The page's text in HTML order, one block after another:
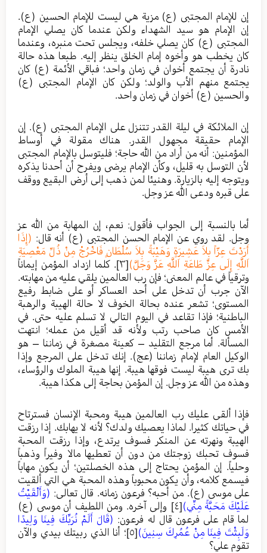
إن للإمام المجتبى (ع) مزية هي ليست للإمام الحسين (ع).
إن الإمام هو سيد الشهداء ولكن عندما كان يصلي الإمام
المجتبى (ع) كان يصلي خلفه، ويجلس تحت منبره، وعندما
كان يخطب هو وأخوه إمام الخلق ينظر إليه. طبعا هذه حالة
نادرة أن يجتمع أخوان في زمان واحد؛ فباقي الأئمة (ع) كان
يجتمع منهم الأب والولد؛ ولكن كان الإمام المجتبى (ع)
والحسين (ع) أخوان في زمان واحد.
إن الملائكة في ليلة القدر تتنزل على الإمام المجتبى (ع). إن
الإمام حقيقة مجهول القدر. هناك مقولة في أوساط
المؤمنين: أنه من أراد من الله حاجة؛ فليتوسل بالإمام المجتبى
لأن التوسل به قليل، وكأن الإمام يرضى ويفرح أن أحدنا يذكره
ويتوجه إليه بالزيارة. وهنيئا لمن ذهب إلى أرض البقيع ووقف
على قبره ودعى الله عز وجل.
أما بالنسبة إلى الجواب فأقول: نعم، إن المهابة من الله عز
وجل. لقد روي عن الإمام الحسن المجتبى (ع) أنه قال: (إِذَا
أَرَدْتَ عِزّاً بِلاَ عَشِيرَةٍ وَهَيْبَةً بِلاَ سُلْطَانٍ فَاخْرُجْ مِنْ ذُلِّ مَعْصِيَةِ
اَللَّهِ إِلَى عِزِّ طَاعَةِ اَللَّهِ عَزَّ وَجَلَّ)[٣]
. كلما ازداد المؤمن إيماناً
وترقياً في عالم المعنى؛ فإن رب العالمين يلقي عليه من مهابته.
الآن جرب أن تدخل على أحد العساكر أو على ضابط رفيع
المستوى؛ تشعر عنده بحالة الخوف لا حالة الهيبة والرهبة
الباطنية؛ فإذا تقاعد في اليوم التالي لا تسلم عليه حتى. في
الأمس كان صاحب رتب ولأنه قد أقيل من عمله؛ انتهت
المسألة. أما مرجع التقليد – كعينة مصغرة في زماننا – هو
الوكيل العام لإمام زماننا (عج). إنك تدخل على المرجع وإذا
بك ترى هيبة ليست فوقها هيبة. إنها هيبة الملوك والرؤساء،
وهذه من الله عز وجل. إن المؤمن بحاجة إلى هكذا هيبة.
فإذا ألقى عليك رب العالمين هيبة ومحبة الإنسان فسترتاح
في حياتك كثيرا. لماذا يعصيك ولدك؟ لأنه لا يهابك. إذا رزقت
الهيبة ونهرته عن المنكر فسوف يرتدع، وإذا رزقت المحبة
فسوف تحبك زوجتك من دون أن تعطيها مالا وفيراً وذهباً
وحلياً. إن المؤمن يحتاج إلى هذه الخصلتين؛ أن يكون مهاباً
فيسمع كلامه، وأن يكون محبوباً وهذه المحبة هي التي ألقيت
على موسى (ع). من أحبه؟ فرعون زمانه. قال تعالى: (وَأَلْقَيْتُ
عَلَيْكَ مَحَبَّةً مِنِّي)[٤]
وإلى آخره. ومن اللطيف أن موسى (ع)
لما قام على فرعون قال له فرعون: (قَالَ أَلَمْ نُرَبِّكَ فِينَا وَلِيدًا
وَلَبِثْتَ فِينَا مِنْ عُمُرِكَ سِنِينَ)[٥]
؛ أنا الذي ربيتك بيدي والآن
تقوم علي؟